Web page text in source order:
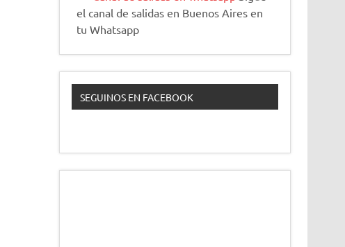
el canal de salidas en Buenos Aires en
tu Whatsapp
SEGUINOS EN FACEBOOK